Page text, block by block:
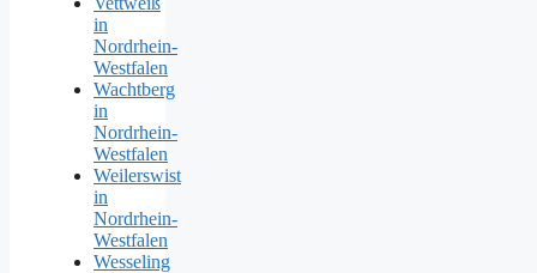
in
Nordrhein-
Westfalen
Wachtberg
in
Nordrhein-
Westfalen
Weilerswist
in
Nordrhein-
Westfalen
Wesseling